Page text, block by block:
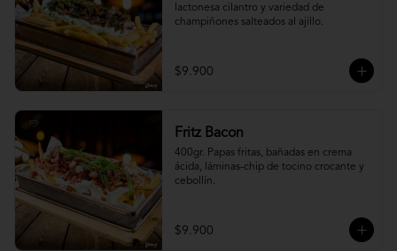
lactonesa cilantro y variedad de
champiñones salteados al ajillo.
$9.900
Fritz Bacon
400gr. Papas fritas, bañadas en crema
ácida, láminas-chip de tocino crocante y
cebollín.
$9.900